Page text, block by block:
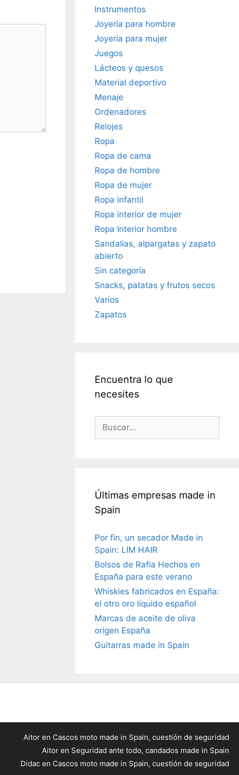
Instrumentos
Joyería para hombre
Joyería para mujer
Juegos
Lácteos y quesos
Material deportivo
Menaje
Ordenadores
Relojes
Ropa
Ropa de cama
Ropa de hombre
Ropa de mujer
Ropa infantil
Ropa interior de mujer
Ropa Interior hombre
Sandalias, alpargatas y zapato
abierto
Sin categoría
Snacks, patatas y frutos secos
Varios
Zapatos
Encuentra lo que
necesites
Últimas empresas made in
Spain
Por fin, un secador Made in
Spain: LIM HAIR
Bolsos de Rafia Hechos en
España para este verano
Whiskies fabricados en España:
el otro oro líquido español
Marcas de aceite de oliva
origen España
Guitarras made in Spain
Aitor en Cascos moto made in Spain, cuestión de seguridad
Aitor en Seguridad ante todo, candados made in Spain
Didac en Cascos moto made in Spain, cuestión de seguridad